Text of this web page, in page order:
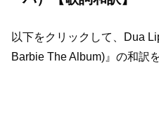
以下をクリックして、Dua
Barbie The Album)』の和訳